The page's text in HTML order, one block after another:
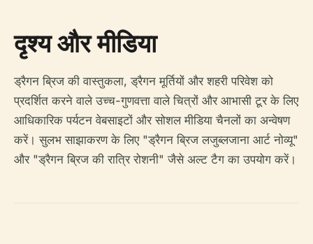
दृश्य और मीडिया
ड्रैगन ब्रिज की वास्तुकला, ड्रैगन मूर्तियों और शहरी परिवेश को
प्रदर्शित करने वाले उच्च-गुणवत्ता वाले चित्रों और आभासी टूर के लिए
आधिकारिक पर्यटन वेबसाइटों और सोशल मीडिया चैनलों का अन्वेषण
करें। सुलभ साझाकरण के लिए "ड्रैगन ब्रिज लजुब्लजाना आर्ट नोव्यू"
और "ड्रैगन ब्रिज की रात्रि रोशनी" जैसे अल्ट टैग का उपयोग करें।